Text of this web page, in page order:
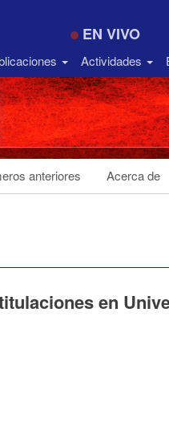
EN VIVO
Actividades
anteriores Acerca de
en